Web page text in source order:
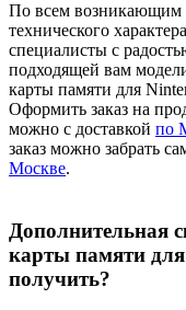
По всем возникающим
технического
специалисты с
подходящей вам
карты памяти для
Оформить заказ на
можно с доставкой по
заказ можно забрать
Москве.
Дополнительная
карты памяти
получить?